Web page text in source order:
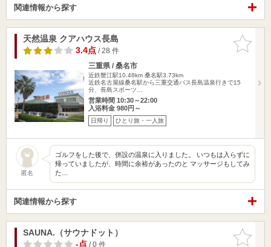
関連情報から探す
お気に入
りに追加
天然温泉 クアハウス長島
3.4点/ 28 件
三重県 / 桑名市
近鉄蟹江駅10.48km 桑名駅3.73km
近鉄名古屋線桑名駅から三重交通バス長島温泉行きで15
分、長島スポーツ…
営業時間 10:30～22:00
入浴料金 980円～
日帰り ひとり旅・一人旅
匿名
ゴルフをした後で、併設の温泉に入りました。 いつもは入らずに
帰っていましたが、時間に余裕があったのと マッサージもしてみ
た…
関連情報から探す
お気に入
りに追加
SAUNA.（サウナドット）
-点/ 0 件